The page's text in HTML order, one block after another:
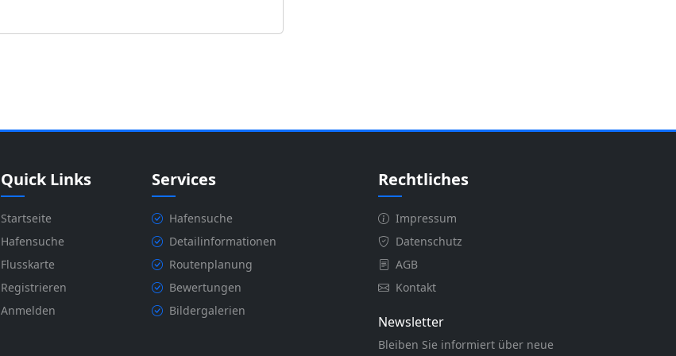
Quick Links
Startseite
Hafensuche
Flusskarte
Registrieren
Anmelden
Services
Hafensuche
Detailinformationen
Routenplanung
Bewertungen
Bildergalerien
Rechtliches
Impressum
Datenschutz
AGB
Kontakt
Newsletter
Bleiben Sie informiert über neue